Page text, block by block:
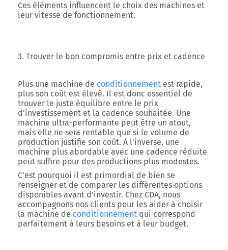
Ces éléments influencent le choix des machines et
leur vitesse de fonctionnement.
3. Trouver le bon compromis entre prix et cadence
Plus une machine de conditionnement est rapide,
plus son coût est élevé. Il est donc essentiel de
trouver le juste équilibre entre le prix
d’investissement et la cadence souhaitée. Une
machine ultra-performante peut être un atout,
mais elle ne sera rentable que si le volume de
production justifie son coût. À l’inverse, une
machine plus abordable avec une cadence réduite
peut suffire pour des productions plus modestes.
C’est pourquoi il est primordial de bien se
renseigner et de comparer les différentes options
disponibles avant d’investir. Chez CDA, nous
accompagnons nos clients pour les aider à choisir
la machine de conditionnement qui correspond
parfaitement à leurs besoins et à leur budget.